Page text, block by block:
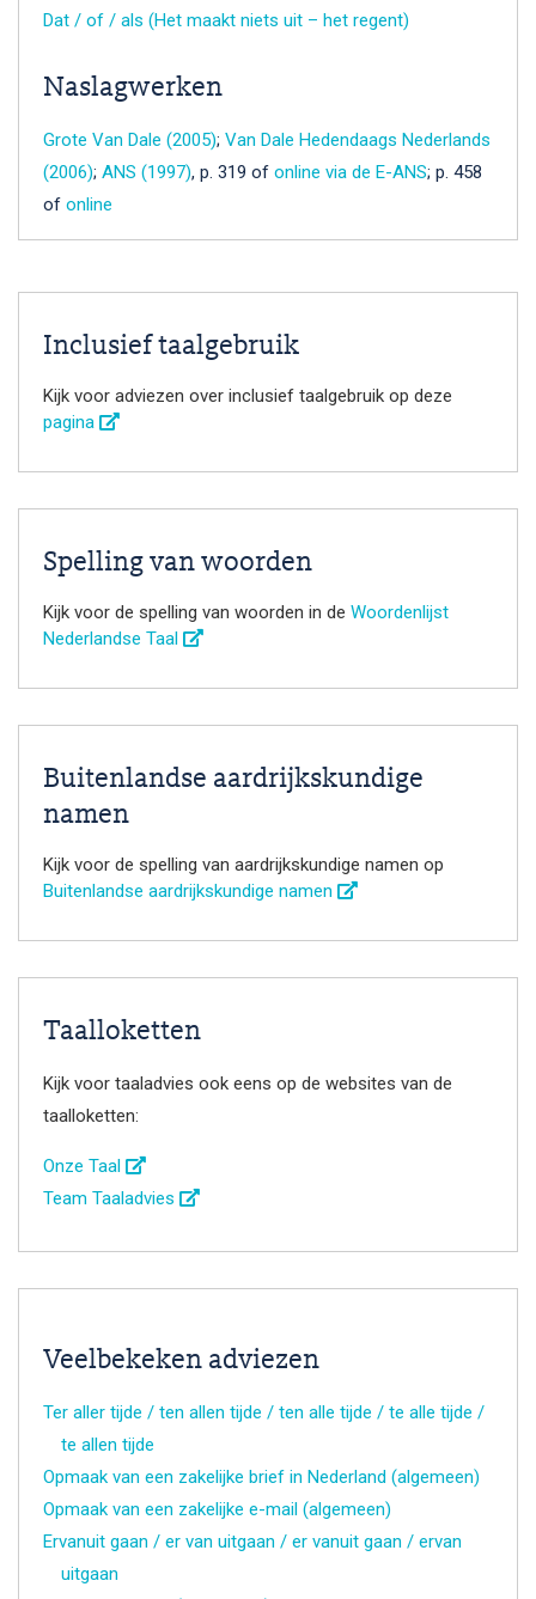
Dat / of / als (Het maakt niets uit – het regent)
Naslagwerken
Grote Van Dale (2005); Van Dale Hedendaags Nederlands
(2006); ANS (1997), p. 319 of online via de E-ANS; p. 458
of online
Inclusief taalgebruik
Kijk voor adviezen over inclusief taalgebruik op deze
pagina
Spelling van woorden
Kijk voor de spelling van woorden in de Woordenlijst
Nederlandse Taal
Buitenlandse aardrijkskundige
namen
Kijk voor de spelling van aardrijkskundige namen op
Buitenlandse aardrijkskundige namen
Taalloketten
Kijk voor taaladvies ook eens op de websites van de
taalloketten:
Onze Taal
Team Taaladvies
Veelbekeken adviezen
Ter aller tijde / ten allen tijde / ten alle tijde / te alle tijde /
te allen tijde
Opmaak van een zakelijke brief in Nederland (algemeen)
Opmaak van een zakelijke e-mail (algemeen)
Ervanuit gaan / er van uitgaan / er vanuit gaan / ervan
uitgaan